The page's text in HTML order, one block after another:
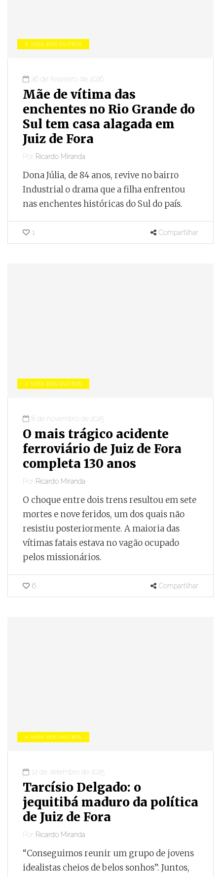
A VIDA DOS OUTROS
26 de fevereiro de 2026
Mãe de vítima das
enchentes no Rio Grande do
Sul tem casa alagada em
Juiz de Fora
Por Ricardo Miranda
Dona Júlia, de 84 anos, revive no bairro
Industrial o drama que a filha enfrentou
nas enchentes históricas do Sul do país.
1 Compartilhar
A VIDA DOS OUTROS
8 de novembro de 2025
O mais trágico acidente
ferroviário de Juiz de Fora
completa 130 anos
Por Ricardo Miranda
O choque entre dois trens resultou em sete
mortes e nove feridos, um dos quais não
resistiu posteriormente. A maioria das
vítimas fatais estava no vagão ocupado
pelos missionários.
6 Compartilhar
A VIDA DOS OUTROS
12 de setembro de 2025
Tarcísio Delgado: o
jequitibá maduro da política
de Juiz de Fora
Por Ricardo Miranda
“Conseguimos reunir um grupo de jovens
idealistas cheios de belos sonhos”. Juntos,